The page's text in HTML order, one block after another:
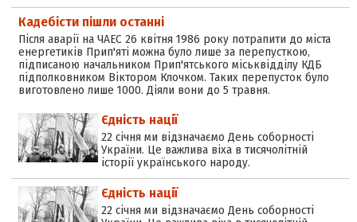
Кадебісти пішли останні
Після аварії на ЧАЕС 26 квітня 1986 року потрапити до міста
енергетиків Прип'яті можна було лише за перепусткою,
підписаною начальником Прип'ятського міськвідділу КДБ
підполковником Віктором Клочком. Таких перепусток було
виготовлено лише 1000. Діяли вони до 5 травня.
Єдність нації
22 січня ми відзначаємо День соборності
України. Це важлива віха в тисячолітній
історії українського народу.
Єдність нації
22 січня ми відзначаємо День соборності